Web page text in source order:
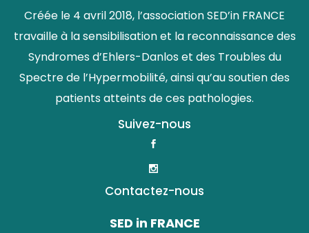
Créée le 4 avril 2018, l’association SED’in FRANCE
travaille à la sensibilisation et la reconnaissance des
Syndromes d’Ehlers-Danlos et des Troubles du
Spectre de l’Hypermobilité, ainsi qu’au soutien des
patients atteints de ces pathologies.
Suivez-nous
Contactez-nous
SED in FRANCE